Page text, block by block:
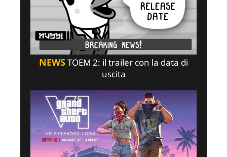
NEWSTOEM 2: il trailer con la data di
uscita